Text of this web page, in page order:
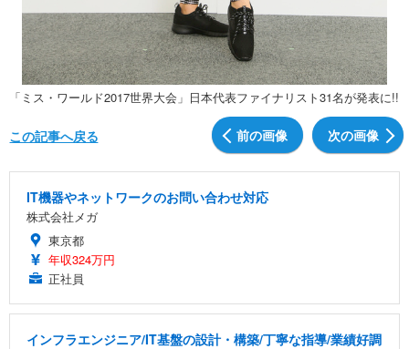
「ミス・ワールド2017世界大会」日本代表ファイナリスト31名が発表に!!
前の画像 次の画像
この記事へ戻る
IT機器やネットワークのお問い合わせ対応
株式会社メガ
東京都
年収324万円
正社員
インフラエンジニア/IT基盤の設計・構築/丁寧な指導/業績好調